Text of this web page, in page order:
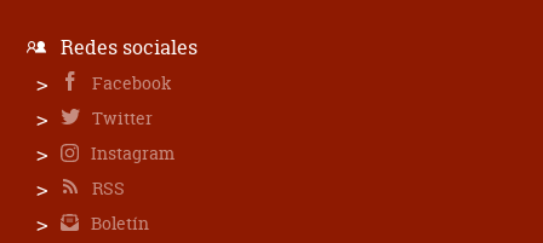
Redes sociales
Facebook
Twitter
Instagram
RSS
Boletín